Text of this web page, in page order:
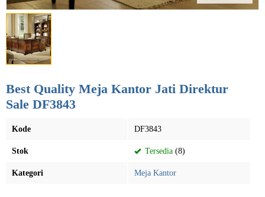
Best Quality Meja Kantor Jati Direktur
Sale DF3843
Kode DF3843
Stok Tersedia (8)
Kategori Meja Kantor